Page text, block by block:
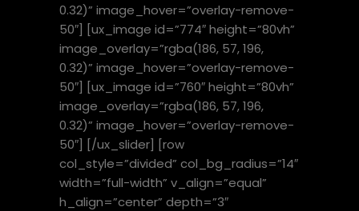
0.32)” image_hover=”overlay-remove-
50″] [ux_image id=”774″ height=”80vh”
image_overlay=”rgba(186, 57, 196,
0.32)” image_hover=”overlay-remove-
50″] [ux_image id=”760″ height=”80vh”
image_overlay=”rgba(186, 57, 196,
0.32)” image_hover=”overlay-remove-
50″] [/ux_slider] [row
col_style=”divided” col_bg_radius=”14″
width=”full-width” v_align=”equal”
h_align=”center” depth=”3″